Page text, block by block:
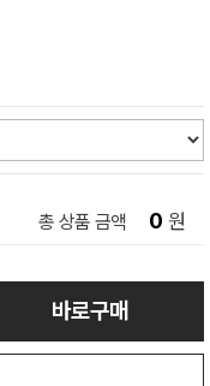
총 상품 금액 0 원
바로구매